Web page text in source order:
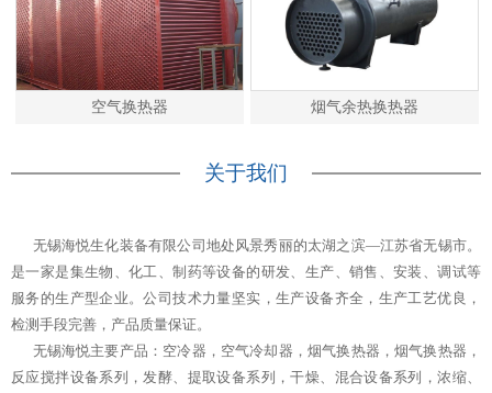
空气换热器 烟气余热换热器
关于我们
无锡海悦生化装备有限公司地处风景秀丽的太湖之滨—江苏省无锡市。
是一家是集生物、化工、制药等设备的研发、生产、销售、安装、调试等
服务的生产型企业。公司技术力量坚实，生产设备齐全，生产工艺优良，
检测手段完善，产品质量保证。
无锡海悦主要产品：空冷器，空气冷却器，烟气换热器，烟气换热器，
反应搅拌设备系列，发酵、提取设备系列，干燥、混合设备系列，浓缩、